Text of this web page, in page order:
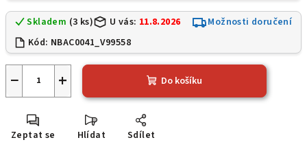
Skladem (3 ks) U vás: 11.8.2026
Možnosti doručení
Kód: NBAC0041_V99558
+
− Do košíku
Zeptat se Hlídat Sdílet